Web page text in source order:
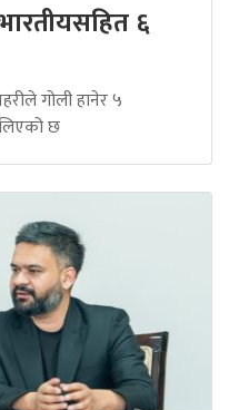
६
गोली हानेर ५
छ